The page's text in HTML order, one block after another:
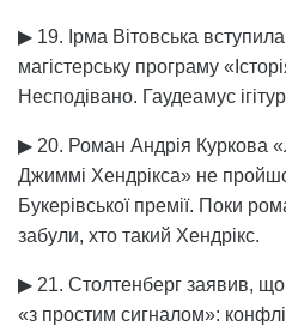
▶ 19. Ірма Вітовська
магістерську програму
Несподівано. Гаудеамус
▶ 20. Роман Андрія Куркова
Джиммі Хендрікса» не
Букерівської премії. Поки
забули, хто такий Хендрікс.
▶ 21. Столтенберг заявив, що
«з простим сигналом»: